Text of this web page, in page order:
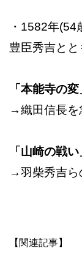
・1582年(54
豊臣秀吉とと
「本能寺の変
→織田信長を
「山崎の戦い
→羽柴秀吉ら
【関連記事】